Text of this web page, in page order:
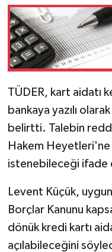
TÜDER, kart aidatı
bankaya yazılı
belirtti. Talebin
Hakem
istenebileceği ifade
Levent Küçük,
Borçlar Kanunu
dönük kredi kartı
açılabileceğini